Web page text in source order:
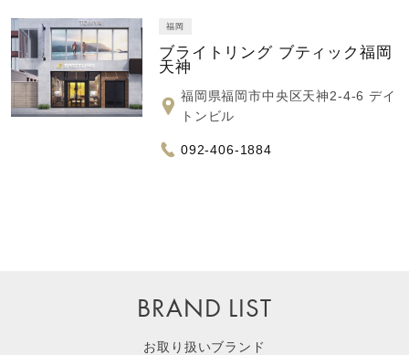
福岡
ブライトリング ブティック福岡
天神
福岡県福岡市中央区天神2-4-6 デイ
トンビル
092-406-1884
BRAND LIST
お取り扱いブランド